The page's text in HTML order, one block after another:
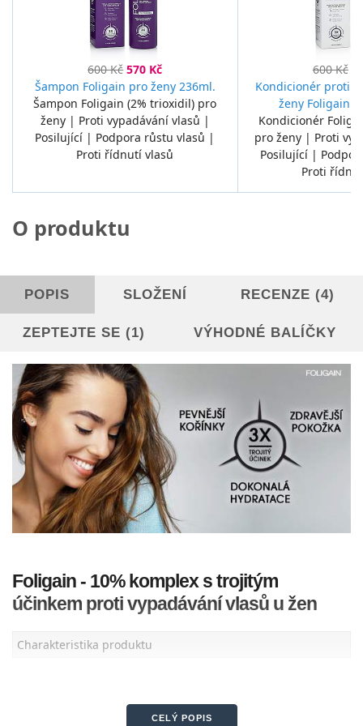
600 Kč 570 Kč
Šampon Foligain pro ženy 236ml.
Šampon Foligain (2% trioxidil) pro
ženy | Proti vypadávání vlasů |
Posilující | Podpora růstu vlasů |
Proti řídnutí vlasů
600 Kč
Kondicionér proti
ženy Foligain
Kondicionér
pro ženy | Proti
Posilující |
Proti
O produktu
POPIS SLOŽENÍ RECENZE (4)
ZEPTEJTE SE (1) VÝHODNÉ BALÍČKY
Foligain - 10% komplex s trojitým
účinkem proti vypadávání vlasů u žen
Charakteristika produktu
speciálně pro ženy navržen tak, aby zpevnil a zahustit vlasy a
podporoval celkové zdraví vlasové pokožky.
CELÝ POPIS